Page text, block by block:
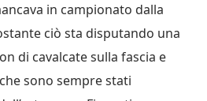
in campionato dalla
ciò sta disputando una
di cavalcate sulla fascia e
sono sempre stati